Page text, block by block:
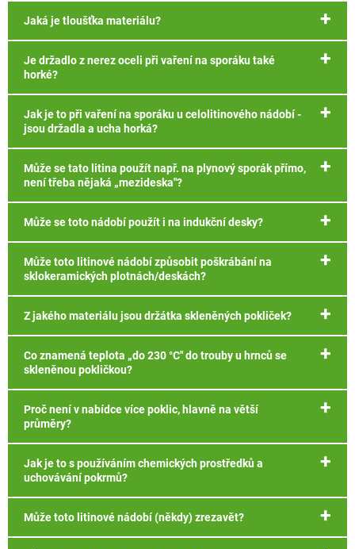
Jaká je tloušťka materiálu?
Je držadlo z nerez oceli při vaření na sporáku také
horké?
Jak je to při vaření na sporáku u celolitinového nádobí -
jsou držadla a ucha horká?
Může se tato litina použít např. na plynový sporák přímo,
není třeba nějaká „mezideska"?
Může se toto nádobí použít i na indukční desky?
Může toto litinové nádobí způsobit poškrábání na
sklokeramických plotnách/deskách?
Z jakého materiálu jsou držátka skleněných pokliček?
Co znamená teplota „do 230 °C" do trouby u hrnců se
skleněnou pokličkou?
Proč není v nabídce více poklic, hlavně na větší
průměry?
Jak je to s používáním chemických prostředků a
uchovávání pokrmů?
Může toto litinové nádobí (někdy) zrezavět?